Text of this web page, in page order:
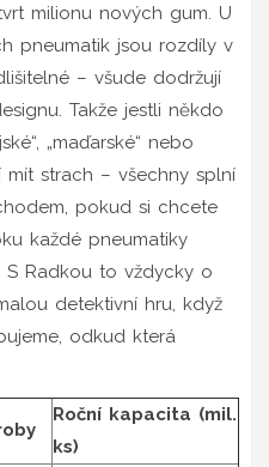
milionu nových gum. U
pneumatik jsou rozdíly v
– všude dodržují
Takže jestli někdo
„maďarské“ nebo
mít strach – všechny splní
pokud si chcete
každé pneumatiky
Radkou to vždycky o
detektivní hru, když
odkud která
Roční kapacita (mil.
ks)